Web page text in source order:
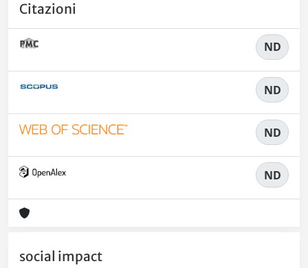
Citazioni
ND
ND
ND
ND
social impact